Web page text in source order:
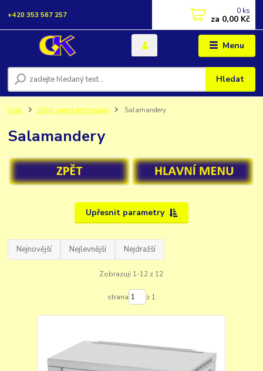
Menu
Hledat
+420 353 567 257 0 ks
za 0,00 Kč
Úvod Stolní varná technologie Salamandery
Salamandery
Upřesnit parametry
Nejnovější Nejlevnější Nejdražší
Zobrazuji 1-12 z 12
strana z 1